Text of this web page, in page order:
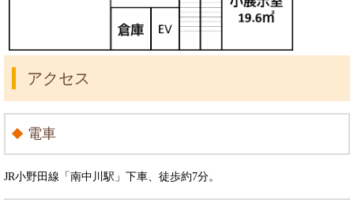
アクセス
電車
JR小野田線「南中川駅」下車、徒歩約7分。